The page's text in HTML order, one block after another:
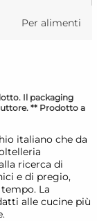
Per alimenti
Il packaging
** Prodotto a
italiano che da
ricerca di
e di pregio,
La
alle cucine più